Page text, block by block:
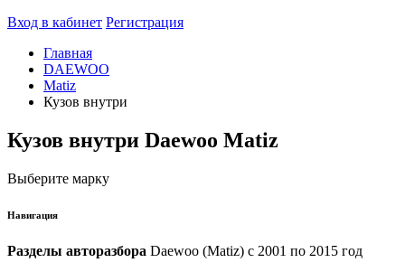
Вход в кабинет Регистрация
Главная
DAEWOO
Matiz
Кузов внутри
Кузов внутри Daewoo Matiz
Выберите марку
Навигация
Разделы авторазбора Daewoo (Matiz) с 2001 по 2015 год